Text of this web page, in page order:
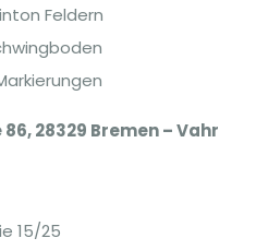
Feldern
28329 Bremen – Vahr
15/25